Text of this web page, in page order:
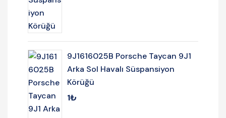
9J1616025B Porsche Taycan 9J1
Arka Sol Havalı Süspansiyon
Körüğü
1₺